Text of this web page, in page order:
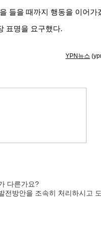
들을 때까지 행동을 이어가
표명을 요구했다.
YPN뉴스
다른가요?
방안을 조속히 처리하시고